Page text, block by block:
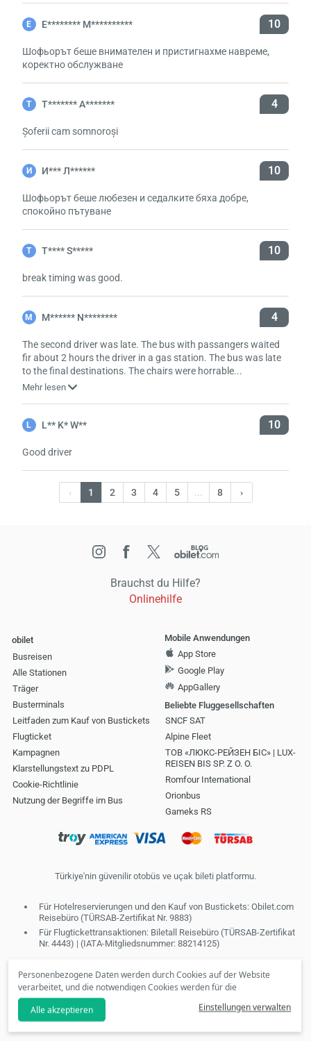
Personenbezogene Daten werden durch Cookies auf der Website
verarbeitet, und die notwendigen Cookies werden für die
Bereitstellung von Diensten der Informationsgesellschaft
verwendet. In Übereinstimmung mit Ihren Präferenzen können wir
Ihnen keine personalisierten Cookies und speziellen Kampagnen zur
Verfügung stellen, wenn Sie die Option"Ablehnen"anklicken. Bitte
Alle akzeptieren Einstellungen verwalten
E E******** M********** 10
Шофьорът беше внимателен и пристигнахме навреме,
коректно обслужване
T T******* A******* 4
Șoferii cam somnoroși
И И*** Л****** 10
Шофьорът беше любезен и седалките бяха добре,
спокойно пътуване
T T**** S***** 10
break timing was good.
M M****** N******** 4
The second driver was late. The bus with passangers waited
fir about 2 hours the driver in a gas station. The bus was late
to the final destinations. The chairs were horrable...
Mehr lesen
L L** K* W** 10
Good driver
‹ 1 2 3 4 5 ... 8 ›
Brauchst du Hilfe?
Onlinehilfe
obilet
Busreisen
Alle Stationen
Träger
Busterminals
Leitfaden zum Kauf von Bustickets
Flugticket
Kampagnen
Klarstellungstext zu PDPL
Cookie-Richtlinie
Nutzung der Begriffe im Bus
Mobile Anwendungen
App Store
Google Play
AppGallery
Beliebte Fluggesellschaften
SNCF SAT
Alpine Fleet
ТОВ «ЛЮКС-РЕЙЗЕН БІС» | LUX-
REISEN BIS SP. Z O. O.
Romfour International
Orionbus
Gameks RS
Türkiye'nin güvenilir otobüs ve uçak bileti platformu.
Für Hotelreservierungen und den Kauf von Bustickets: Obilet.com
Reisebüro (TÜRSAB-Zertifikat Nr. 9883)
Für Flugtickettransaktionen: Biletall Reisebüro (TÜRSAB-Zertifikat
Nr. 4443) | (IATA-Mitgliedsnummer: 88214125)